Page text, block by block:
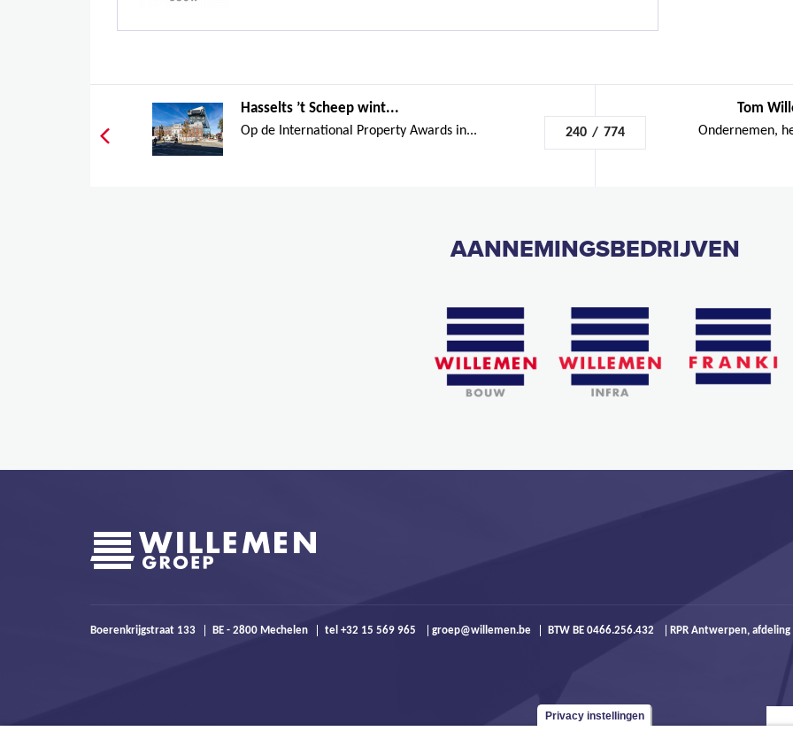
Hasselts ’t Scheep wint...
Op de International Property Awards in... 240 / 774
Tom
Ondernemen,
AANNEMINGSBEDRIJVEN
Boerenkrijgstraat 133 BE - 2800 Mechelen tel +32 15 569 965 groep@willemen.be BTW BE 0466.256.432 RPR Antwerpen,
Privacy instellingen